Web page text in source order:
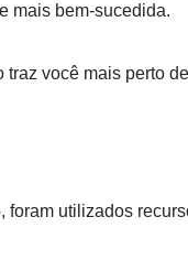
mais bem-sucedida.
traz você mais perto
foram utilizados